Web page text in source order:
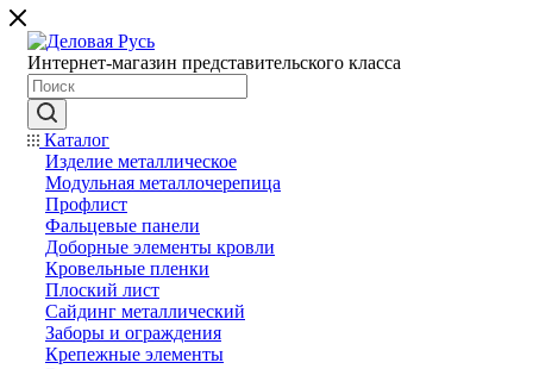
Интернет-магазин представительского класса
Каталог
Изделие металлическое
Модульная металлочерепица
Профлист
Фальцевые панели
Доборные элементы кровли
Кровельные пленки
Плоский лист
Сайдинг металлический
Заборы и ограждения
Крепежные элементы